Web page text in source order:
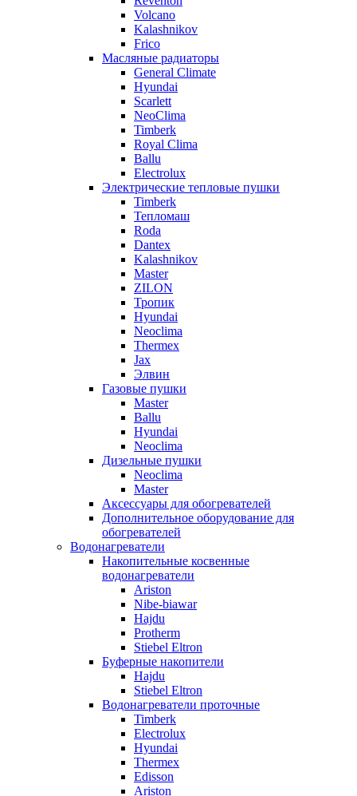
Volcano
Kalashnikov
Frico
Масляные радиаторы
General Climate
Hyundai
Scarlett
NeoClima
Timberk
Royal Clima
Ballu
Electrolux
Электрические тепловые пушки
Timberk
Тепломаш
Roda
Dantex
Kalashnikov
Master
ZILON
Тропик
Hyundai
Neoclima
Thermex
Jax
Элвин
Газовые пушки
Master
Ballu
Hyundai
Neoclima
Дизельные пушки
Neoclima
Master
Аксессуары для обогревателей
Дополнительное оборудование для
обогревателей
Водонагреватели
Накопительные косвенные
водонагреватели
Ariston
Nibe-biawar
Hajdu
Protherm
Stiebel Eltron
Буферные накопители
Hajdu
Stiebel Eltron
Водонагреватели проточные
Timberk
Electrolux
Hyundai
Thermex
Edisson
Ariston